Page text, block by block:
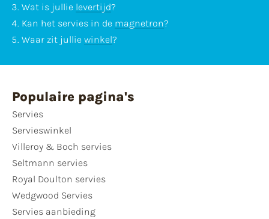
Wat is jullie levertijd?
Kan het servies in de magnetron?
Waar zit jullie winkel?
Populaire pagina's
Servies
Servieswinkel
Villeroy & Boch servies
Seltmann servies
Royal Doulton servies
Wedgwood Servies
Servies aanbieding